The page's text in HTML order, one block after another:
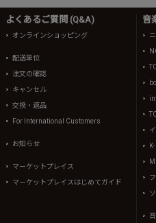
よくあるご質問 (Q&A)
オンラインショッピング
配送単位
注文の確認
キャンセル
交換・返品
For International Customers
お知らせ
マーケットプレイス
マーケットプレイスはじめてガイド
音